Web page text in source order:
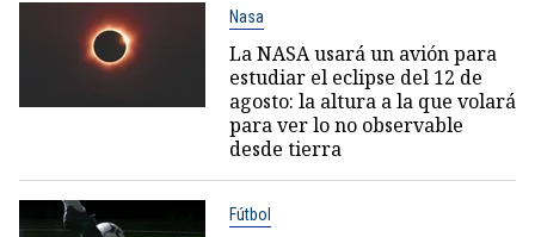
Nasa
La NASA usará un avión para
estudiar el eclipse del 12 de
agosto: la altura a la que volará
para ver lo no observable
desde tierra
Fútbol